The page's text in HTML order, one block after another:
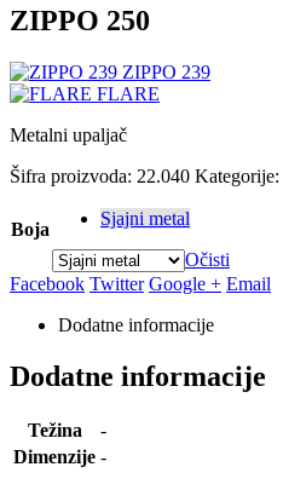
ZIPPO 250
ZIPPO 239
FLARE
Metalni upaljač
Šifra proizvoda: 22.040 Kategorije:
Boja
Sjajni metal
Očisti
Facebook Twitter Google + Email
Dodatne informacije
Dodatne informacije
Težina
-
Dimenzije -